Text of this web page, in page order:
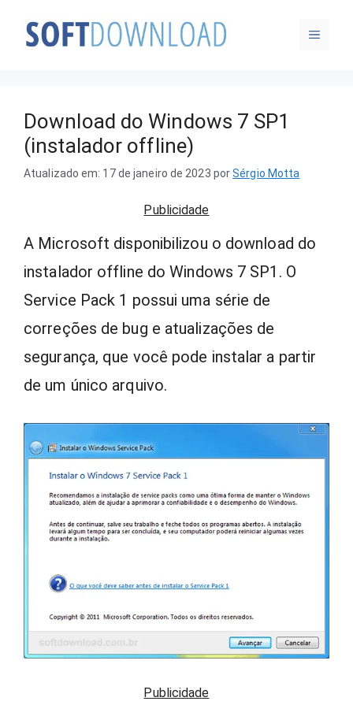
para
MENU
Download do Windows 7 SP1
(instalador offline)
Atualizado em: 17 de janeiro de 2023 porSérgio Motta
Publicidade
A Microsoft disponibilizou o download do
instalador offline do Windows 7 SP1. O
Service Pack 1 possui uma série de
correções de bug e atualizações de
segurança, que você pode instalar a partir
de um único arquivo.
Publicidade